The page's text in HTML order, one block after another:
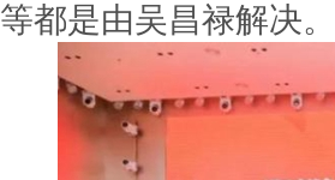
等都是由吴昌禄解决。